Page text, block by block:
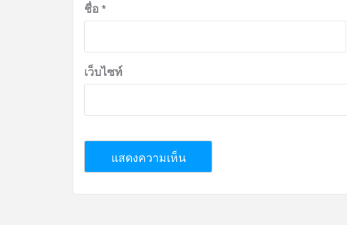
ชื่อ *
เว็บไซท์